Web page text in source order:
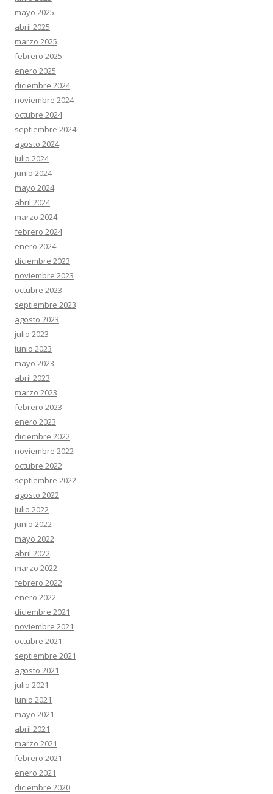
mayo 2025
abril 2025
marzo 2025
febrero 2025
enero 2025
diciembre 2024
noviembre 2024
octubre 2024
septiembre 2024
agosto 2024
julio 2024
junio 2024
mayo 2024
abril 2024
marzo 2024
febrero 2024
enero 2024
diciembre 2023
noviembre 2023
octubre 2023
septiembre 2023
agosto 2023
julio 2023
junio 2023
mayo 2023
abril 2023
marzo 2023
febrero 2023
enero 2023
diciembre 2022
noviembre 2022
octubre 2022
septiembre 2022
agosto 2022
julio 2022
junio 2022
mayo 2022
abril 2022
marzo 2022
febrero 2022
enero 2022
diciembre 2021
noviembre 2021
octubre 2021
septiembre 2021
agosto 2021
julio 2021
junio 2021
mayo 2021
abril 2021
marzo 2021
febrero 2021
enero 2021
diciembre 2020